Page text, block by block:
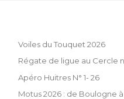
Voiles du Touquet 2026
Régate de ligue au Cercle
Apéro Huitres N° 1- 26
Motus 2026 : de Boulogne